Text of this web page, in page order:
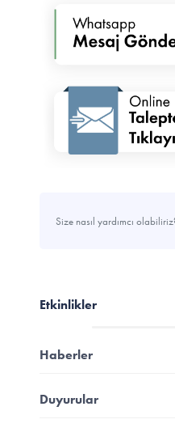
Etkinlikler
Haberler
Duyurular